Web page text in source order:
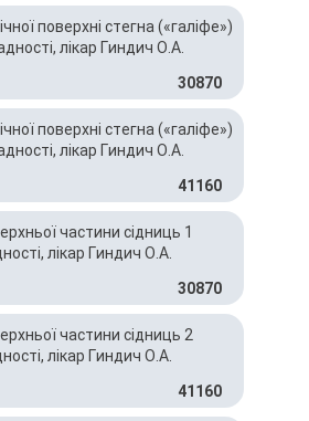
поверхні стегна («галіфе»)
лікар Гиндич О.А.
30870
поверхні стегна («галіфе»)
лікар Гиндич О.А.
41160
частини сідниць 1
лікар Гиндич О.А.
30870
частини сідниць 2
лікар Гиндич О.А.
41160